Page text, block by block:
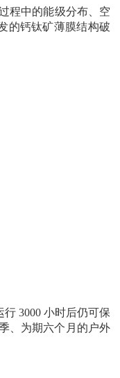
程中的能级分布、空
的钙钛矿薄膜结构破
行 3000 小时后仍可保
、为期六个月的户外